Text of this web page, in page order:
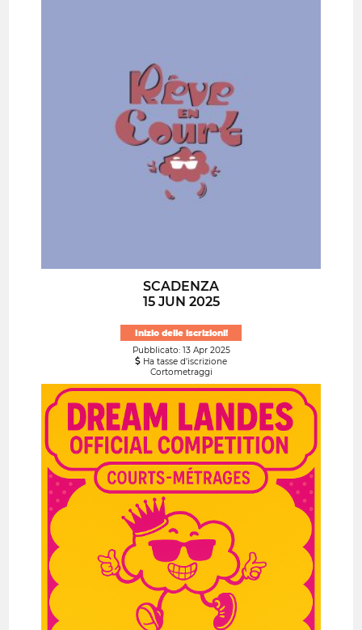
SCADENZA
15 JUN 2025
Inizio delle iscrizioni!
Pubblicato: 13 Apr 2025
Ha tasse d'iscrizione
Cortometraggi